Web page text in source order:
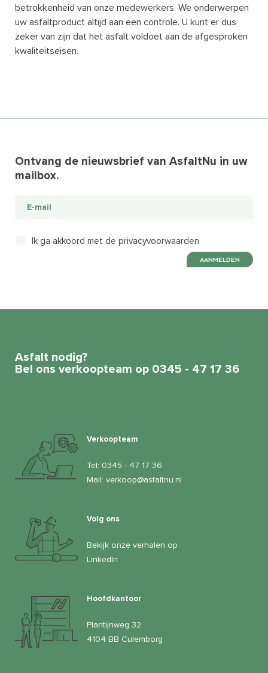
betrokkenheid van onze medewerkers. We onderwerpen
uw asfaltproduct altijd aan een controle. U kunt er dus
zeker van zijn dat het asfalt voldoet aan de afgesproken
kwaliteitseisen.
Ontvang de nieuwsbrief van AsfaltNu in uw
mailbox.
Ik ga akkoord met de privacyvoorwaarden
AANMELDEN
Asfalt nodig?
Bel ons verkoopteam op 0345 - 47 17 36
Verkoopteam
Tel: 0345 - 47 17 36
Mail: verkoop@asfaltnu.nl
Volg ons
Bekijk onze verhalen op
LinkedIn
Hoofdkantoor
Plantijnweg 32
4104 BB Culemborg